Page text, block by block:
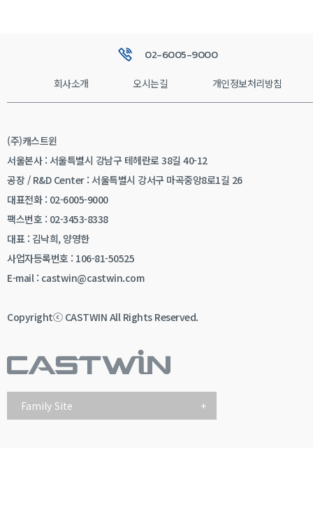
02-6005-9000
회사소개 오시는길 개인정보처리방침
(주)캐스트윈
서울본사 : 서울특별시 강남구 테헤란로 38길 40-12
공장 / R&D Center : 서울특별시 강서구 마곡중앙8로1길 26
대표전화 : 02-6005-9000
팩스번호 : 02-3453-8338
대표 : 김낙희, 양영한
사업자등록번호 : 106-81-50525
E-mail : castwin@castwin.com
Copyrightⓒ CASTWIN All Rights Reserved.
Family Site +